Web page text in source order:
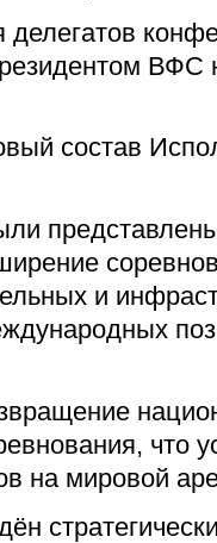
делегатов
ВФС
состав
и
что
на мировой